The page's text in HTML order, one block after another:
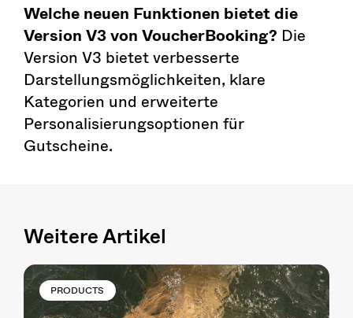
Welche neuen Funktionen bietet die
Version V3 von VoucherBooking? Die
Version V3 bietet verbesserte
Darstellungsmöglichkeiten, klare
Kategorien und erweiterte
Personalisierungsoptionen für
Gutscheine.
Weitere Artikel
PRODUCTS